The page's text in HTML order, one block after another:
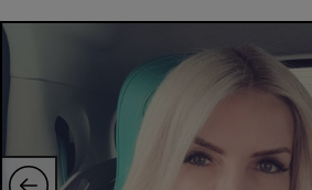
SuperLiga
Liga 2
Cupa României
Echipa Națională